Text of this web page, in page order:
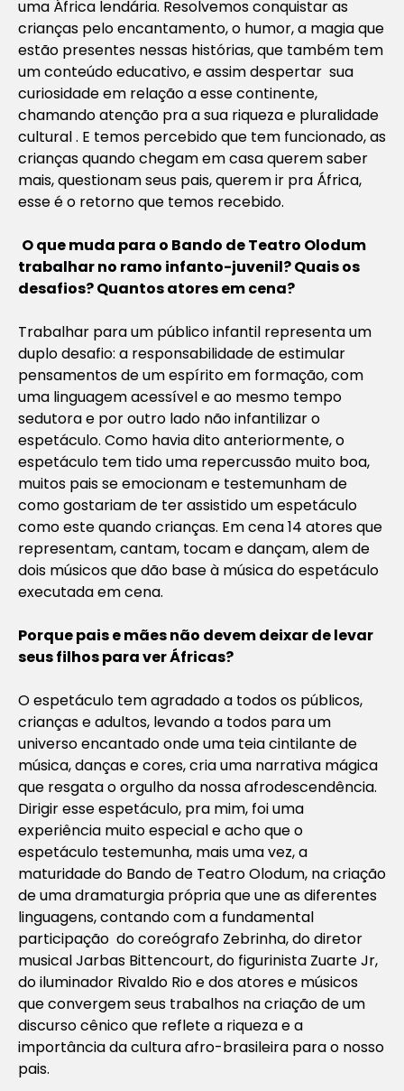
uma África lendária. Resolvemos conquistar as
crianças pelo encantamento, o humor, a magia que
estão presentes nessas histórias, que também tem
um conteúdo educativo, e assim despertar sua
curiosidade em relação a esse continente,
chamando atenção pra a sua riqueza e pluralidade
cultural . E temos percebido que tem funcionado, as
crianças quando chegam em casa querem saber
mais, questionam seus pais, querem ir pra África,
esse é o retorno que temos recebido.
O que muda para o Bando de Teatro Olodum
trabalhar no ramo infanto-juvenil? Quais os
desafios? Quantos atores em cena?
Trabalhar para um público infantil representa um
duplo desafio: a responsabilidade de estimular
pensamentos de um espírito em formação, com
uma linguagem acessível e ao mesmo tempo
sedutora e por outro lado não infantilizar o
espetáculo. Como havia dito anteriormente, o
espetáculo tem tido uma repercussão muito boa,
muitos pais se emocionam e testemunham de
como gostariam de ter assistido um espetáculo
como este quando crianças. Em cena 14 atores que
representam, cantam, tocam e dançam, alem de
dois músicos que dão base à música do espetáculo
executada em cena.
Porque pais e mães não devem deixar de levar
seus filhos para ver Áfricas?
O espetáculo tem agradado a todos os públicos,
crianças e adultos, levando a todos para um
universo encantado onde uma teia cintilante de
música, danças e cores, cria uma narrativa mágica
que resgata o orgulho da nossa afrodescendência.
Dirigir esse espetáculo, pra mim, foi uma
experiência muito especial e acho que o
espetáculo testemunha, mais uma vez, a
maturidade do Bando de Teatro Olodum, na criação
de uma dramaturgia própria que une as diferentes
linguagens, contando com a fundamental
participação do coreógrafo Zebrinha, do diretor
musical Jarbas Bittencourt, do figurinista Zuarte Jr,
do iluminador Rivaldo Rio e dos atores e músicos
que convergem seus trabalhos na criação de um
discurso cênico que reflete a riqueza e a
importância da cultura afro-brasileira para o nosso
pais.